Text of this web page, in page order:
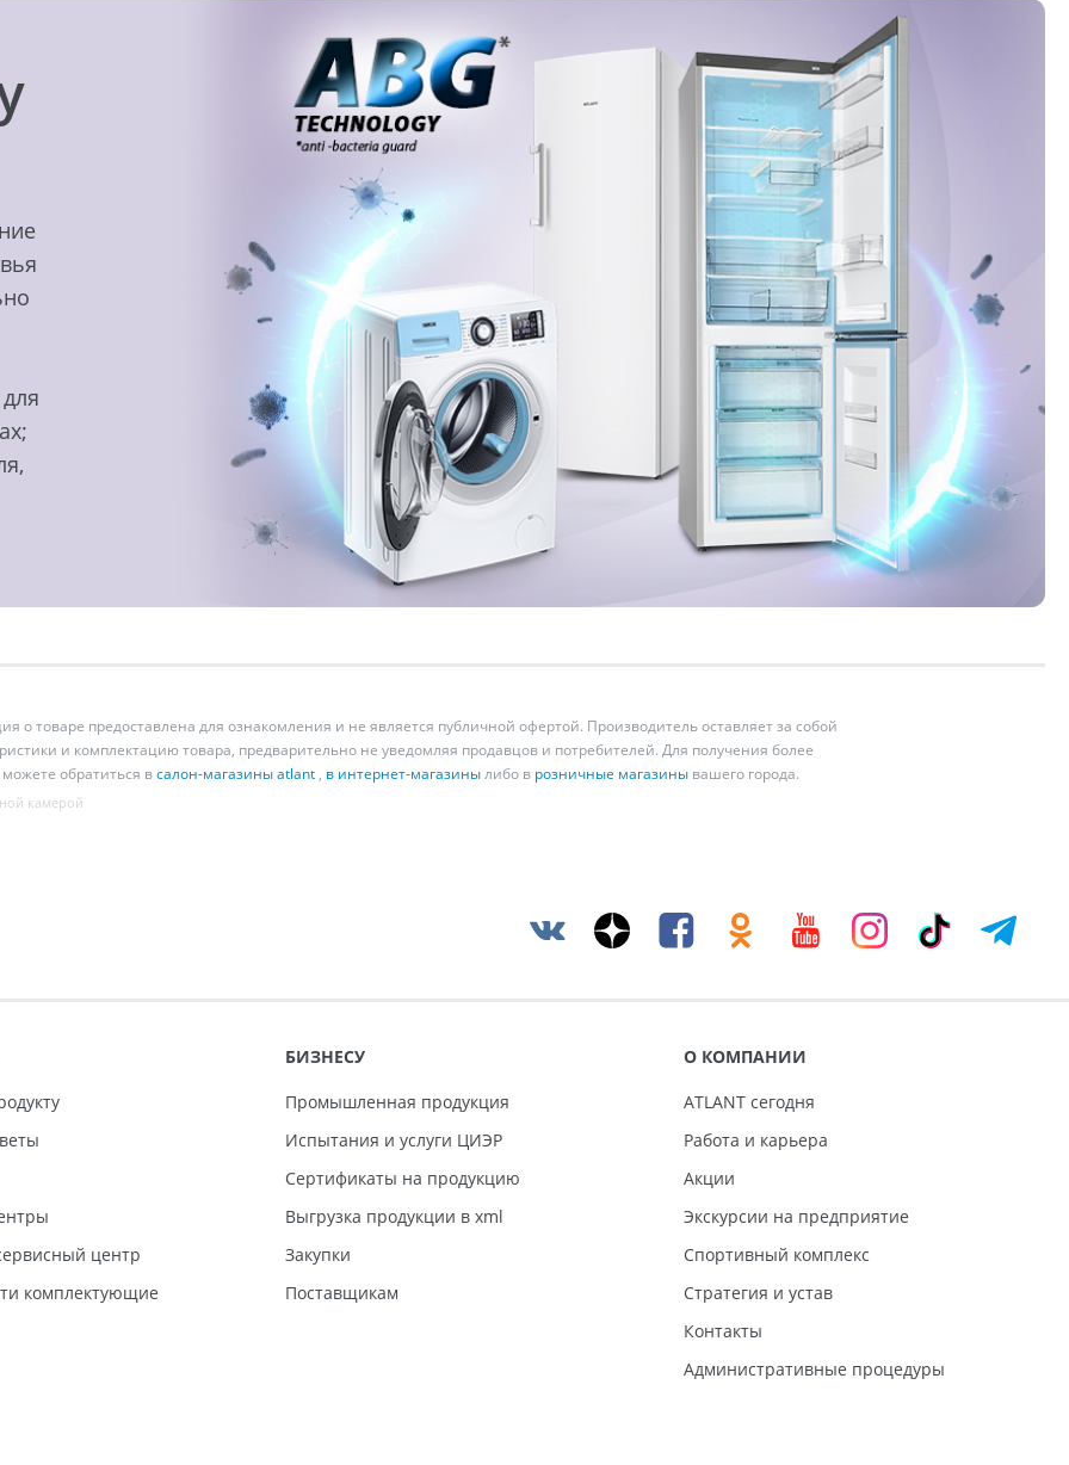
товаре предоставлена для ознакомления и не является публичной офертой. Производитель оставляет за собой
и комплектацию товара, предварительно не уведомляя продавцов и потребителей. Для получения более
обратиться всалон-магазины atlant, в интернет-магазинылибо в розничные магазинывашего города.
камерой
центр
комплектующие
БИЗНЕСУ
Промышленная продукция
Испытания и услуги ЦИЭР
Сертификаты на продукцию
Выгрузка продукции в xml
Закупки
Поставщикам
О КОМПАНИИ
ATLANT сегодня
Работа и карьера
Акции
Экскурсии на предприятие
Спортивный комплекс
Стратегия и устав
Контакты
Административные процедуры